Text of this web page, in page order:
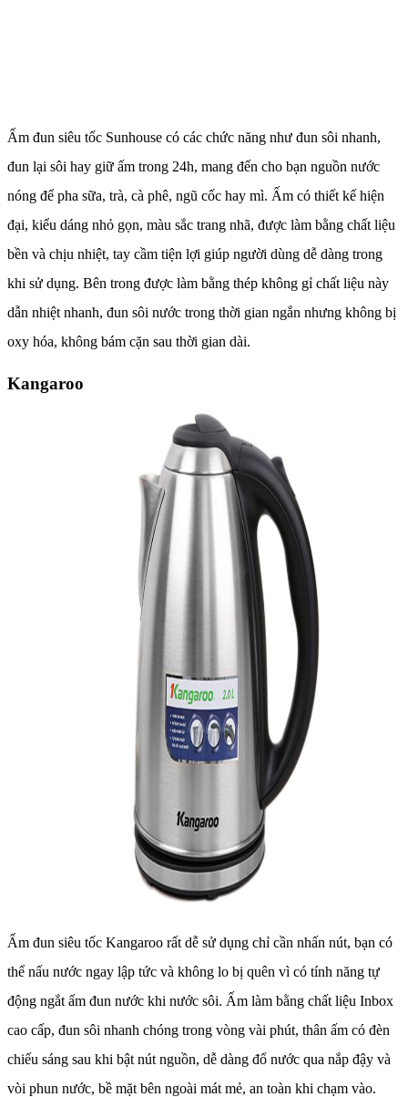
Ấm đun siêu tốc Sunhouse có các chức năng như đun sôi nhanh,
đun lại sôi hay giữ ấm trong 24h, mang đến cho bạn nguồn nước
nóng để pha sữa, trà, cà phê, ngũ cốc hay mì. Ấm có thiết kế hiện
đại, kiểu dáng nhỏ gọn, màu sắc trang nhã, được làm bằng chất liệu
bền và chịu nhiệt, tay cầm tiện lợi giúp người dùng dễ dàng trong
khi sử dụng. Bên trong được làm bằng thép không gỉ chất liệu này
dẫn nhiệt nhanh, đun sôi nước trong thời gian ngắn nhưng không bị
oxy hóa, không bám cặn sau thời gian dài.
Kangaroo
Ấm đun siêu tốc Kangaroo rất dễ sử dụng chỉ cần nhấn nút, bạn có
thể nấu nước ngay lập tức và không lo bị quên vì có tính năng tự
động ngắt ấm đun nước khi nước sôi. Ấm làm bằng chất liệu Inbox
cao cấp, đun sôi nhanh chóng trong vòng vài phút, thân ấm có đèn
chiếu sáng sau khi bật nút nguồn, dễ dàng đổ nước qua nắp đậy và
vòi phun nước, bề mặt bên ngoài mát mẻ, an toàn khi chạm vào.